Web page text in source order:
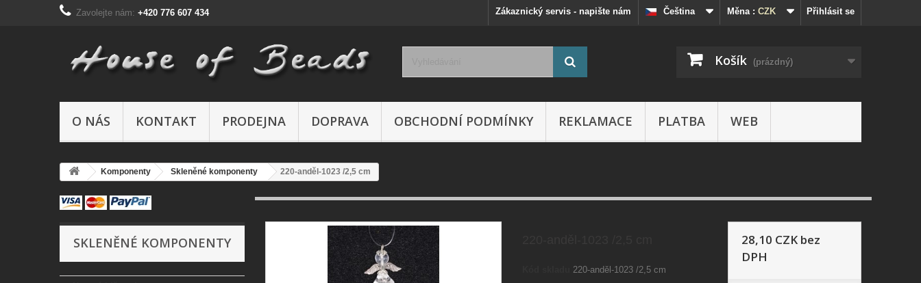
Přihlásit se
Měna : CZK
Čeština
Zákaznický servis - napište nám
Zavolejte nám: +420 776 607 434
Košík (prázdný)
O NÁS KONTAKT PRODEJNA DOPRAVA OBCHODNÍ PODMÍNKY REKLAMACE PLATBA WEB
Komponenty Skleněné komponenty 220-anděl-1023 /2,5 cm
SKLENĚNÉ KOMPONENTY
220-anděl-1023 /2,5 cm
28,10 CZKbez
DPH